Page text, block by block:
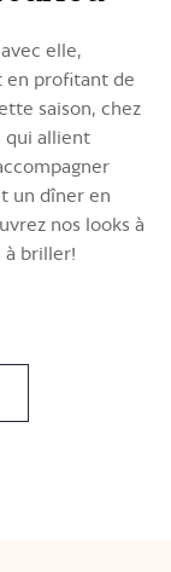
elle,
en profitant de
saison, chez
qui allient
un dîner en
nos looks à
à briller!